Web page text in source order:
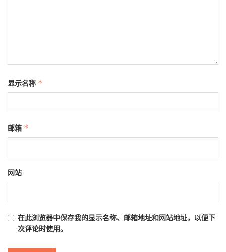
显示名称 *
邮箱 *
网站
在此浏览器中保存我的显示名称、邮箱地址和网站地址，以便下
次评论时使用。